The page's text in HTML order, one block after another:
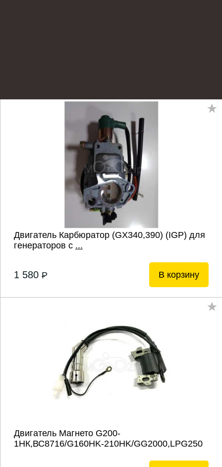
Двигатель Карбюратор (GХ340,390) (IGP) для
генераторов с ...
1 580 P В корзину
Двигатель Магнето G200-
1НК,ВС8716/G160HK-210HK/GG2000,LPG250